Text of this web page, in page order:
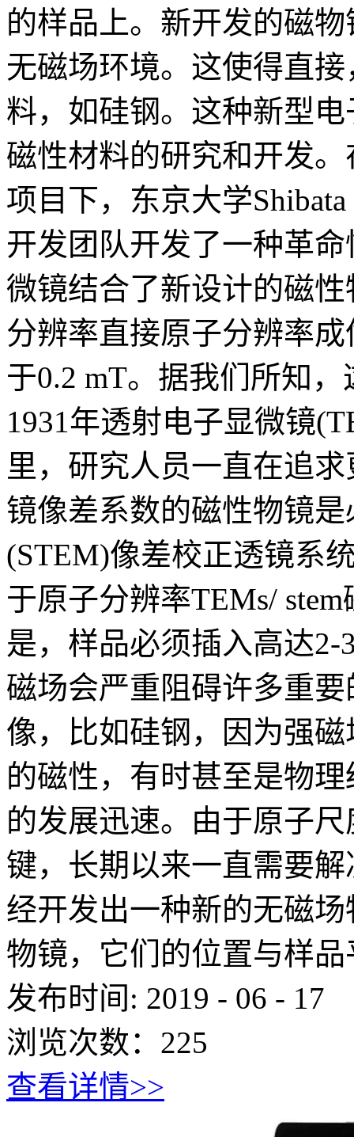
的样品上。新开发的磁
无磁场环境。这使得直
料，如硅钢。这种新型
磁性材料的研究和开发。
项目下，东京大学
开发团队开发了一种革
微镜结合了新设计的磁
分辨率直接原子分辨率
于0.2 mT。据我们所知
1931年透射电子显微镜
里，研究人员一直在追
镜像差系数的磁性物镜
(STEM)像差校正透镜系
于原子分辨率TEMs/
是，样品必须插入高达
磁场会严重阻碍许多重
像，比如硅钢，因为强
的磁性，有时甚至是物
的发展迅速。由于原子
键，长期以来一直需要
经开发出一种新的无磁
物镜，它们的位置与样
发布时间: 2019 - 06 - 17
浏览次数： 225
查看详情>>